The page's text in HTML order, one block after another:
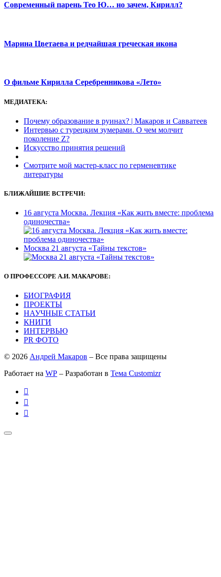
Современный парень Тео Ю… но зачем, Кирилл?
Марина Цветаева и редчайшая греческая икона
О фильме Кирилла Серебренникова «Лето»
МЕДИАТЕКА:
Почему образование в руинах? | Макаров и Савватеев
Интервью с турецким зумерами. О чем молчит
поколение Z?
Искусство принятия решений
Смотрите мой мастер-класс по герменевтике
литературы
БЛИЖАЙШИЕ ВСТРЕЧИ:
16 августа Москва. Лекция «Как жить вместе: проблема
одиночества»
Москва 21 августа «Тайны текстов»
О ПРОФЕССОРЕ А.И. МАКАРОВЕ:
БИОГРАФИЯ
ПРОЕКТЫ
НАУЧНЫЕ СТАТЬИ
КНИГИ
ИНТЕРВЬЮ
PR ФОТО
© 2026 Андрей Макаров – Все права защищены
Работает на WP – Разработан в Тема Customizr